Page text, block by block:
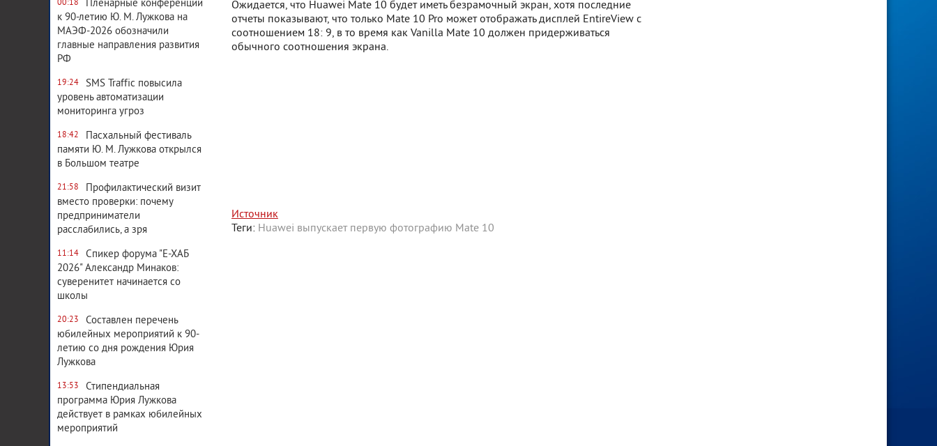
00:18
Пленарные конференции
к 90-летию Ю. М. Лужкова на
МАЭФ-2026 обозначили
главные направления развития
РФ
19:24
SMS Traffic повысила
уровень автоматизации
мониторинга угроз
18:42
Пасхальный фестиваль
памяти Ю. М. Лужкова открылся
в Большом театре
21:58
Профилактический визит
вместо проверки: почему
предприниматели
расслабились, а зря
11:14
Спикер форума "Е-ХАБ
2026" Александр Минаков:
суверенитет начинается со
школы
20:23
Составлен перечень
юбилейных мероприятий к 90-
летию со дня рождения Юрия
Лужкова
13:53
Стипендиальная
программа Юрия Лужкова
действует в рамках юбилейных
мероприятий
Ожидается, что Huawei Mate 10 будет иметь безрамочный экран, хотя последние
отчеты показывают, что только Mate 10 Pro может отображать дисплей EntireView с
соотношением 18: 9, в то время как Vanilla Mate 10 должен придерживаться
обычного соотношения экрана.
Источник
Теги: Huawei выпускает первую фотографию Mate 10